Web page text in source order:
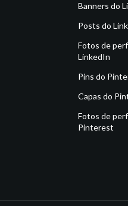
Banners do
Posts do
Fotos de
LinkedIn
Pins do
Capas do
Fotos de
Pinterest